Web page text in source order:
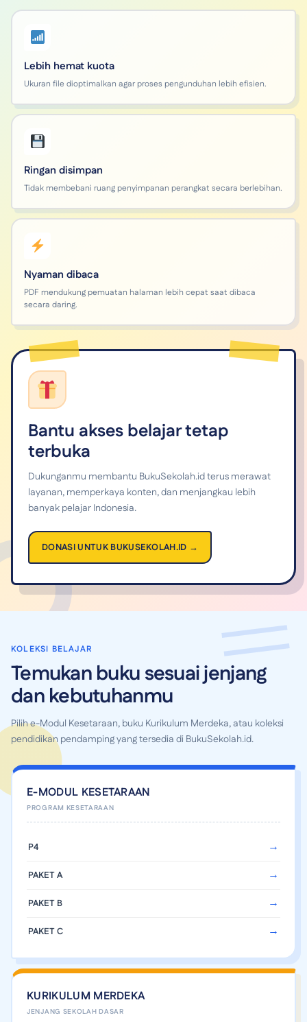
Lebih hemat kuota
Ukuran file dioptimalkan agar proses pengunduhan lebih efisien.
Ringan disimpan
Tidak membebani ruang penyimpanan perangkat secara berlebihan.
Nyaman dibaca
PDF mendukung pemuatan halaman lebih cepat saat dibaca
secara daring.
Bantu akses belajar tetap
terbuka
Dukunganmu membantu BukuSekolah.id terus merawat
layanan, memperkaya konten, dan menjangkau lebih
banyak pelajar Indonesia.
DONASI UNTUK BUKUSEKOLAH.ID →
KOLEKSI BELAJAR
Temukan buku sesuai jenjang
dan kebutuhanmu
Pilih e-Modul Kesetaraan, buku Kurikulum Merdeka, atau koleksi
pendidikan pendamping yang tersedia di BukuSekolah.id.
E-MODUL KESETARAAN
P4
PAKET A
PAKET B
PAKET C
KURIKULUM MERDEKA